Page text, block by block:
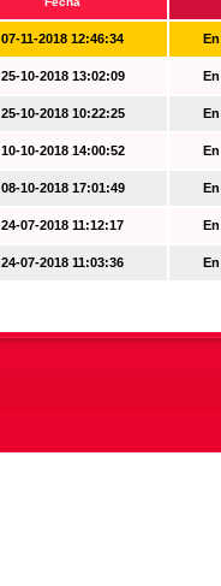
07-11-2018 12:46:34
25-10-2018 13:02:09
25-10-2018 10:22:25
10-10-2018 14:00:52
08-10-2018 17:01:49
24-07-2018 11:12:17
24-07-2018 11:03:36